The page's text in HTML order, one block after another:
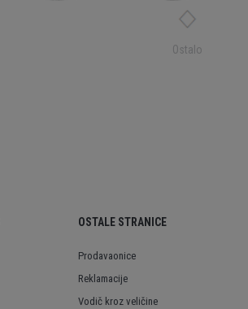
Ostalo
OSTALE STRANICE
Prodavaonice
Reklamacije
Vodič kroz veličine